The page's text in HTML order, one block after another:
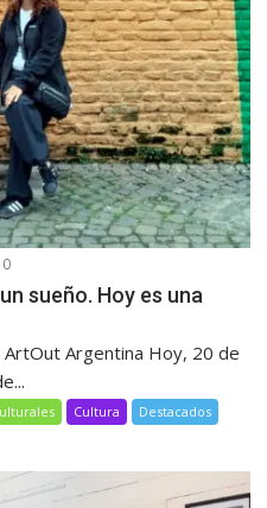
0
sueño. Hoy es una
Argentina Hoy, 20 de
Cultura
Destacados